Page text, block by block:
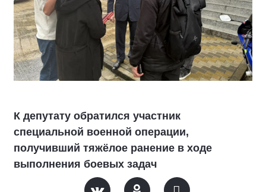
К депутату обратился участник
специальной военной операции,
получивший тяжёлое ранение в ходе
выполнения боевых задач